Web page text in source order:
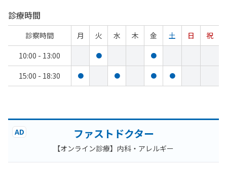
診療時間
診察時間 月 火 水 木 金 土 日
祝
10:00 - 13:00
● ●
15:00 - 18:30 ● ● ● ●
AD ファストドクター
【オンライン診療】内科・アレルギー